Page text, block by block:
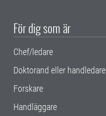
För dig som är
Chef/ledare
Doktorand eller handledare
Forskare
Handläggare